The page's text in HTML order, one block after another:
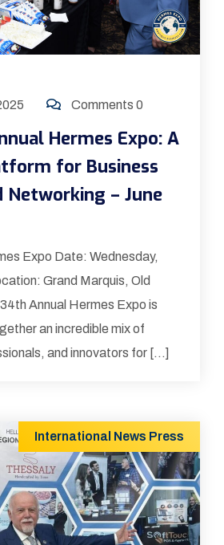
Comments 0
Hermes Expo: A
for Business
Networking – June
Expo Date: Wednesday,
Grand Marquis, Old
Annual Hermes Expo is
an incredible mix of
and innovators for […]
International News Press